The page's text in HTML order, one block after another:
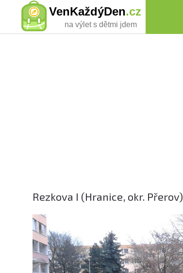
VenKaždýDen.cz
na výlet s dětmi jdem
Rezkova I (Hranice, okr. Přerov)